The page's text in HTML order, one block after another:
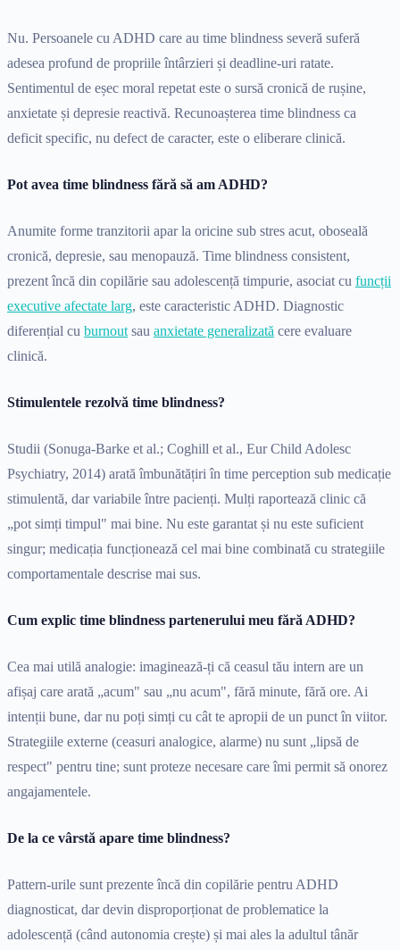
Nu. Persoanele cu ADHD care au time blindness severă suferă
adesea profund de propriile întârzieri și deadline-uri ratate.
Sentimentul de eșec moral repetat este o sursă cronică de rușine,
anxietate și depresie reactivă. Recunoașterea time blindness ca
deficit specific, nu defect de caracter, este o eliberare clinică.
Pot avea time blindness fără să am ADHD?
Anumite forme tranzitorii apar la oricine sub stres acut, oboseală
cronică, depresie, sau menopauză. Time blindness consistent,
prezent încă din copilărie sau adolescență timpurie, asociat cu funcții
executive afectate larg, este caracteristic ADHD. Diagnostic
diferențial cu burnout sau anxietate generalizată cere evaluare
clinică.
Stimulentele rezolvă time blindness?
Studii (Sonuga-Barke et al.; Coghill et al., Eur Child Adolesc
Psychiatry, 2014) arată îmbunătățiri în time perception sub medicație
stimulentă, dar variabile între pacienți. Mulți raportează clinic că
„pot simți timpul" mai bine. Nu este garantat și nu este suficient
singur; medicația funcționează cel mai bine combinată cu strategiile
comportamentale descrise mai sus.
Cum explic time blindness partenerului meu fără ADHD?
Cea mai utilă analogie: imaginează-ți că ceasul tău intern are un
afișaj care arată „acum" sau „nu acum", fără minute, fără ore. Ai
intenții bune, dar nu poți simți cu cât te apropii de un punct în viitor.
Strategiile externe (ceasuri analogice, alarme) nu sunt „lipsă de
respect" pentru tine; sunt proteze necesare care îmi permit să onorez
angajamentele.
De la ce vârstă apare time blindness?
Pattern-urile sunt prezente încă din copilărie pentru ADHD
diagnosticat, dar devin disproporționat de problematice la
adolescență (când autonomia crește) și mai ales la adultul tânăr